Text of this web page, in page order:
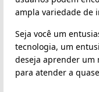
ampla variedade de
Seja você um
tecnologia, um
deseja aprender um
para atender a